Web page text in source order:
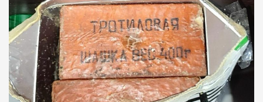
та
області